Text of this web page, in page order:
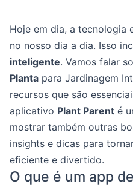
Hoje em dia, a tecnologia
no nosso dia a dia. Isso
inteligente. Vamos falar
Planta para Jardinagem
recursos que são
aplicativo Plant Parent é
mostrar também outras
insights e dicas para
eficiente e divertido.
O que é um app